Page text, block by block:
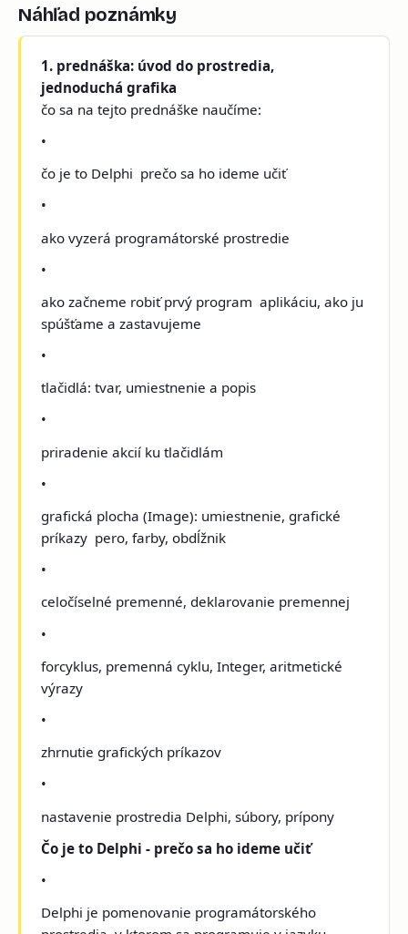
Náhľad poznámky
1. prednáška: úvod do prostredia,
jednoduchá grafika
čo sa na tejto prednáške naučíme:
•
čo je to Delphi ­ prečo sa ho ideme učiť
•
ako vyzerá programátorské prostredie
•
ako začneme robiť prvý program ­ aplikáciu, ako ju
spúšťame a zastavujeme
•
tlačidlá: tvar, umiestnenie a popis
•
priradenie akcií ku tlačidlám
•
grafická plocha (Image): umiestnenie, grafické
príkazy ­ pero, farby, obdĺžnik
•
celočíselné premenné, deklarovanie premennej
•
for­cyklus, premenná cyklu, Integer, aritmetické
výrazy
•
zhrnutie grafických príkazov
•
nastavenie prostredia Delphi, súbory, prípony
Čo je to Delphi - prečo sa ho ideme učiť
•
Delphi je pomenovanie programátorského